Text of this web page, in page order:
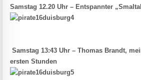
Samstag 12.20 Uhr – Entspannter
Samstag 13:43 Uhr – Thomas Brandt,
ersten Stunden